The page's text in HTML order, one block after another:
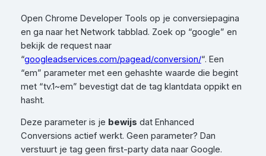
Open Chrome Developer Tools op je conversiepagina
en ga naar het Network tabblad. Zoek op “google” en
bekijk de request naar
“googleadservices.com/pagead/conversion/“. Een
“em” parameter met een gehashte waarde die begint
met “tv.1~em” bevestigt dat de tag klantdata oppikt en
hasht.
Deze parameter is je bewijs dat Enhanced
Conversions actief werkt. Geen parameter? Dan
verstuurt je tag geen first-party data naar Google.